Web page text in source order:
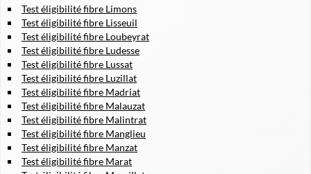
Test éligibilité fibre Limons
Test éligibilité fibre Lisseuil
Test éligibilité fibre Loubeyrat
Test éligibilité fibre Ludesse
Test éligibilité fibre Lussat
Test éligibilité fibre Luzillat
Test éligibilité fibre Madriat
Test éligibilité fibre Malauzat
Test éligibilité fibre Malintrat
Test éligibilité fibre Manglieu
Test éligibilité fibre Manzat
Test éligibilité fibre Marat